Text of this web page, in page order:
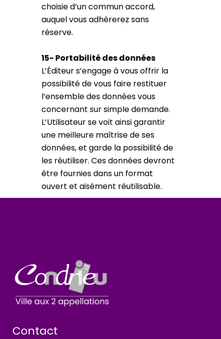
choisie d’un commun accord,
auquel vous adhérerez sans
réserve.
15- Portabilité des données
L’Éditeur s’engage à vous offrir la
possibilité de vous faire restituer
l’ensemble des données vous
concernant sur simple demande.
L’Utilisateur se voit ainsi garantir
une meilleure maîtrise de ses
données, et garde la possibilité de
les réutiliser. Ces données devront
être fournies dans un format
ouvert et aisément réutilisable.
Contact